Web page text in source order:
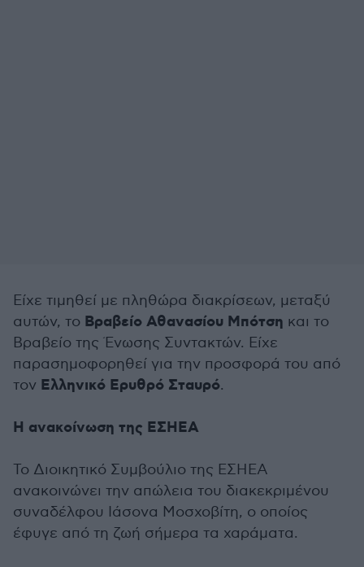
Είχε τιμηθεί με πληθώρα διακρίσεων, μεταξύ
αυτών, το Βραβείο Αθανασίου Μπότση και το
Βραβείο της Ένωσης Συντακτών. Είχε
παρασημοφορηθεί για την προσφορά του από
τον Ελληνικό Ερυθρό Σταυρό.
Η ανακοίνωση της ΕΣΗΕΑ
Το Διοικητικό Συμβούλιο της ΕΣΗΕΑ
ανακοινώνει την απώλεια του διακεκριμένου
συναδέλφου Ιάσονα Μοσχοβίτη, ο οποίος
έφυγε από τη ζωή σήμερα τα χαράματα.